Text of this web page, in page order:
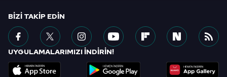
BIZI TAKIP EDIN
UYGULAMALARIMIZI İNDİRİN!